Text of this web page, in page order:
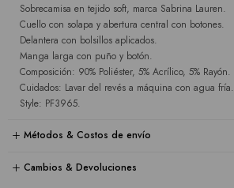
Sobrecamisa en tejido soft, marca Sabrina Lauren.
Cuello con solapa y abertura central con botones.
Delantera con bolsillos aplicados.
Manga larga con puño y botón.
Composición: 90% Poliéster, 5% Acrílico, 5% Rayón.
Cuidados: Lavar del revés a máquina con agua fría.
Style: PF3965.
Métodos & Costos de envío
Cambios & Devoluciones